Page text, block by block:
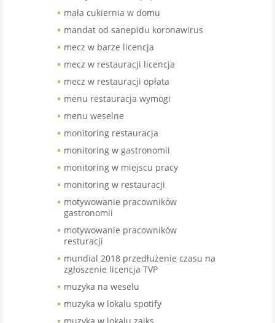
mała cukiernia w domu
mandat od sanepidu koronawirus
mecz w barze licencja
mecz w restauracji licencja
mecz w restauracji opłata
menu restauracja wymogi
menu weselne
monitoring restauracja
monitoring w gastronomii
monitoring w miejscu pracy
monitoring w restauracji
motywowanie pracowników
gastronomii
motywowanie pracowników
resturacji
mundial 2018 przedłużenie czasu na
zgłoszenie licencja TVP
muzyka na weselu
muzyka w lokalu spotify